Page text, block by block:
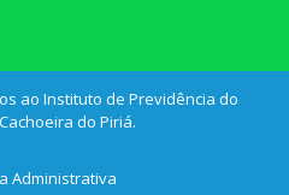
ao Instituto de Previdência do
do Piriá.
Administrativa